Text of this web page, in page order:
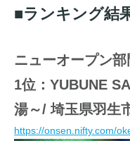
■ランキング結
ニューオープン部
1位：YUBUNE
湯～/ 埼玉県羽生
https://onsen.nifty.com/